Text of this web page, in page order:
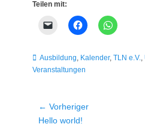
Teilen mit:
Kategorien
Ausbildung, Kalender, TLN e.V.,
Veranstaltungen
Beitragsnavigation
← Vorheriger
Vorheriger
Hello world!